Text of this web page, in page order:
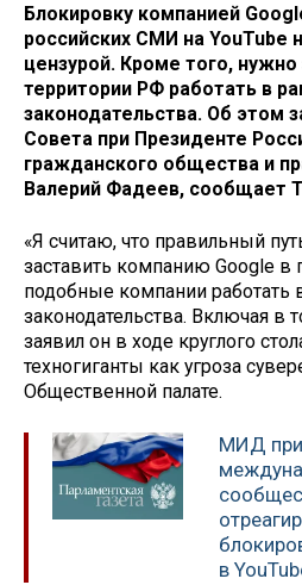
Блокировку компанией
российских СМИ на YouTube
цензурой. Кроме того, нужно
территории РФ работать в
законодательства. Об этом
Совета при Президенте
гражданского общества и
Валерий Фадеев, сообщает
«Я считаю, что правильный
заставить компанию Google в
подобные компании работать
законодательства. Включая в
заявил он в ходе круглого
техногиганты как угроза
Общественной палате.
МИД
в